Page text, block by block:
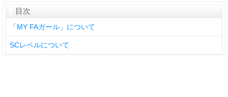
目次
「MY FAガール」について
SCレベルについて